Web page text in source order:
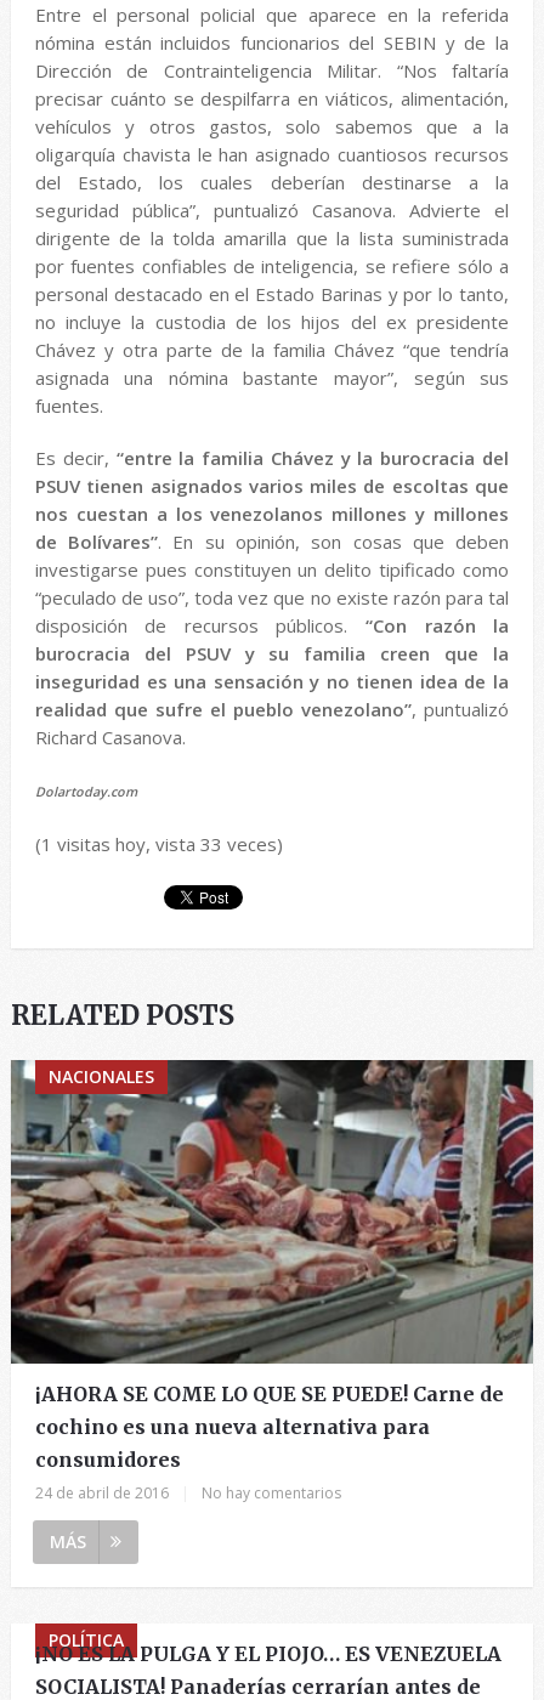
Entre el personal policial que aparece en la referida
nómina están incluidos funcionarios del SEBIN y de la
Dirección de Contrainteligencia Militar. “Nos faltaría
precisar cuánto se despilfarra en viáticos, alimentación,
vehículos y otros gastos, solo sabemos que a la
oligarquía chavista le han asignado cuantiosos recursos
del Estado, los cuales deberían destinarse a la
seguridad pública”, puntualizó Casanova. Advierte el
dirigente de la tolda amarilla que la lista suministrada
por fuentes confiables de inteligencia, se refiere sólo a
personal destacado en el Estado Barinas y por lo tanto,
no incluye la custodia de los hijos del ex presidente
Chávez y otra parte de la familia Chávez “que tendría
asignada una nómina bastante mayor”, según sus
fuentes.
Es decir, “entre la familia Chávez y la burocracia del
PSUV tienen asignados varios miles de escoltas que
nos cuestan a los venezolanos millones y millones
de Bolívares”. En su opinión, son cosas que deben
investigarse pues constituyen un delito tipificado como
“peculado de uso”, toda vez que no existe razón para tal
disposición de recursos públicos.“Con razón la
burocracia del PSUV y su familia creen que la
inseguridad es una sensación y no tienen idea de la
realidad que sufre el pueblo venezolano”, puntualizó
Richard Casanova.
Dolartoday.com
(1 visitas hoy, vista 33 veces)
RELATED POSTS
NACIONALES
¡AHORA SE COME LO QUE SE PUEDE! Carne de
cochino es una nueva alternativa para
consumidores
24 de abril de 2016 No hay comentarios
MÁS
POLÍTICA
¡NO ES LA PULGA Y EL PIOJO… ES VENEZUELA
SOCIALISTA! Panaderías cerrarían antes de